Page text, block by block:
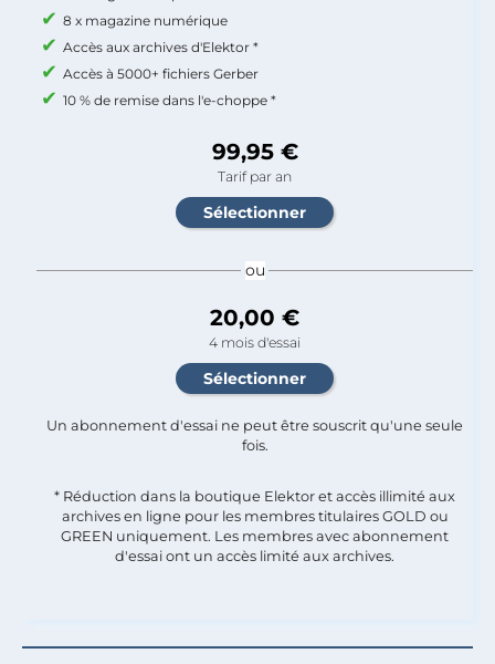
8 x magazine numérique
Accès aux archives d'Elektor *
Accès à 5000+ fichiers Gerber
10 % de remise dans l'e-choppe *
99,95 €
Tarif par an
ou
20,00 €
4 mois d'essai
Un abonnement d'essai ne peut être souscrit qu'une seule
fois.​
* Réduction dans la boutique Elektor et accès illimité aux
archives en ligne pour les membres titulaires GOLD ou
GREEN uniquement. Les membres avec abonnement
d'essai ont un accès limité aux archives.